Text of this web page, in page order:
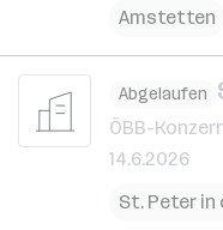
Amstetten
Abgelaufen
ÖBB-
14.6.2026
St. Peter in